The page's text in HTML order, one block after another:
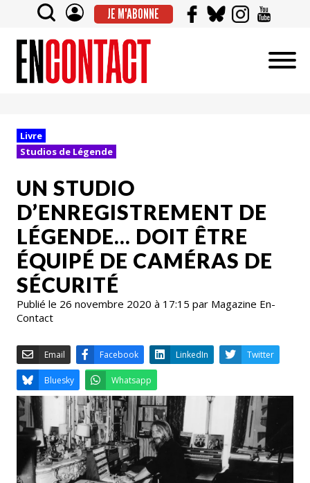
JE M'ABONNE
Livre
Studios de Légende
UN STUDIO
D’ENREGISTREMENT DE
LÉGENDE… DOIT ÊTRE
ÉQUIPÉ DE CAMÉRAS DE
SÉCURITÉ
Publié le 26 novembre 2020 à 17:15 par Magazine En-
Contact
Email Facebook LinkedIn
Bluesky Whatsapp